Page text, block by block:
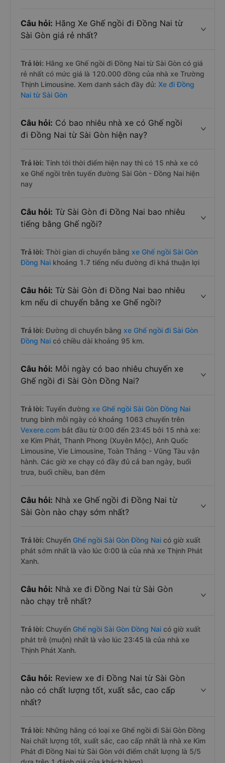
Câu hỏi: Hãng Xe Ghế ngồi đi Đồng Nai từ
Sài Gòn giá rẻ nhất?
Trả lời: Hãng xe Ghế ngồi đi Đồng Nai từ Sài Gòn có giá
rẻ nhất có mức giá là 120.000 đồng của nhà xe Trường
Thịnh Limousine. Xem danh sách đầy đủ: Xe đi Đồng
Nai từ Sài Gòn
Câu hỏi: Có bao nhiêu nhà xe có Ghế ngồi
đi Đồng Nai từ Sài Gòn hiện nay?
Trả lời: Tính tới thời điểm hiện nay thì có 15 nhà xe có
xe Ghế ngồi trên tuyến đường Sài Gòn - Đồng Nai hiện
nay
Câu hỏi: Từ Sài Gòn đi Đồng Nai bao nhiêu
tiếng bằng Ghế ngồi?
Trả lời: Thời gian di chuyển bằng xe Ghế ngồi Sài Gòn
Đồng Nai khoảng 1.7 tiếng nếu đường đi khá thuận lợi
Câu hỏi: Từ Sài Gòn đi Đồng Nai bao nhiêu
km nếu di chuyển bằng xe Ghế ngồi?
Trả lời: Đường di chuyển bằng xe Ghế ngồi đi Sài Gòn
Đồng Nai có chiều dài khoảng 95 km.
Câu hỏi: Mỗi ngày có bao nhiêu chuyến xe
Ghế ngồi đi Sài Gòn Đồng Nai?
Trả lời: Tuyến đường xe Ghế ngồi Sài Gòn Đồng Nai
trung bình mỗi ngày có khoảng 1063 chuyến trên
Vexere.com bắt đầu từ 0:00 đến 23:45 bởi 15 nhà xe:
xe Kim Phát, Thanh Phong (Xuyên Mộc), Anh Quốc
Limousine, Vie Limousine, Toàn Thắng - Vũng Tàu vận
hành. Các giờ xe chạy có đầy đủ cả ban ngày, buổi
trưa, buổi chiều, ban đêm
Câu hỏi: Nhà xe Ghế ngồi đi Đồng Nai từ
Sài Gòn nào chạy sớm nhất?
Trả lời: Chuyến Ghế ngồi Sài Gòn Đồng Nai có giờ xuất
phát sớm nhất là vào lúc 0:00 là của nhà xe Thịnh Phát
Xanh.
Câu hỏi: Nhà xe đi Đồng Nai từ Sài Gòn
nào chạy trễ nhất?
Trả lời: Chuyến Ghế ngồi Sài Gòn Đồng Nai có giờ xuất
phát trễ (muộn) nhất là vào lúc 23:45 là của nhà xe
Thịnh Phát Xanh.
Câu hỏi: Review xe đi Đồng Nai từ Sài Gòn
nào có chất lượng tốt, xuất sắc, cao cấp
nhất?
Trả lời: Những hãng có loại xe Ghế ngồi đi Sài Gòn Đồng
Nai chất lượng tốt, xuất sắc, cao cấp nhất là nhà xe Kim
Phát đi Đồng Nai từ Sài Gòn với điểm chất lượng là 5/5